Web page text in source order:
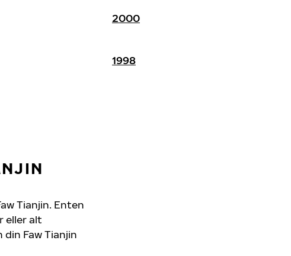
2000
1998
Tianjin. Enten
eller alt
Faw Tianjin